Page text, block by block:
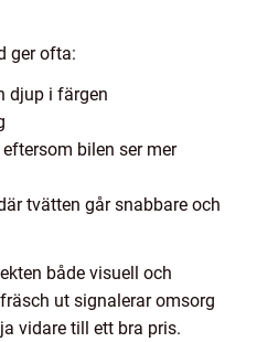
ger ofta:
djup i färgen
bilen ser mer
tvätten går snabbare och
både visuell och
ut signalerar omsorg
vidare till ett bra pris.